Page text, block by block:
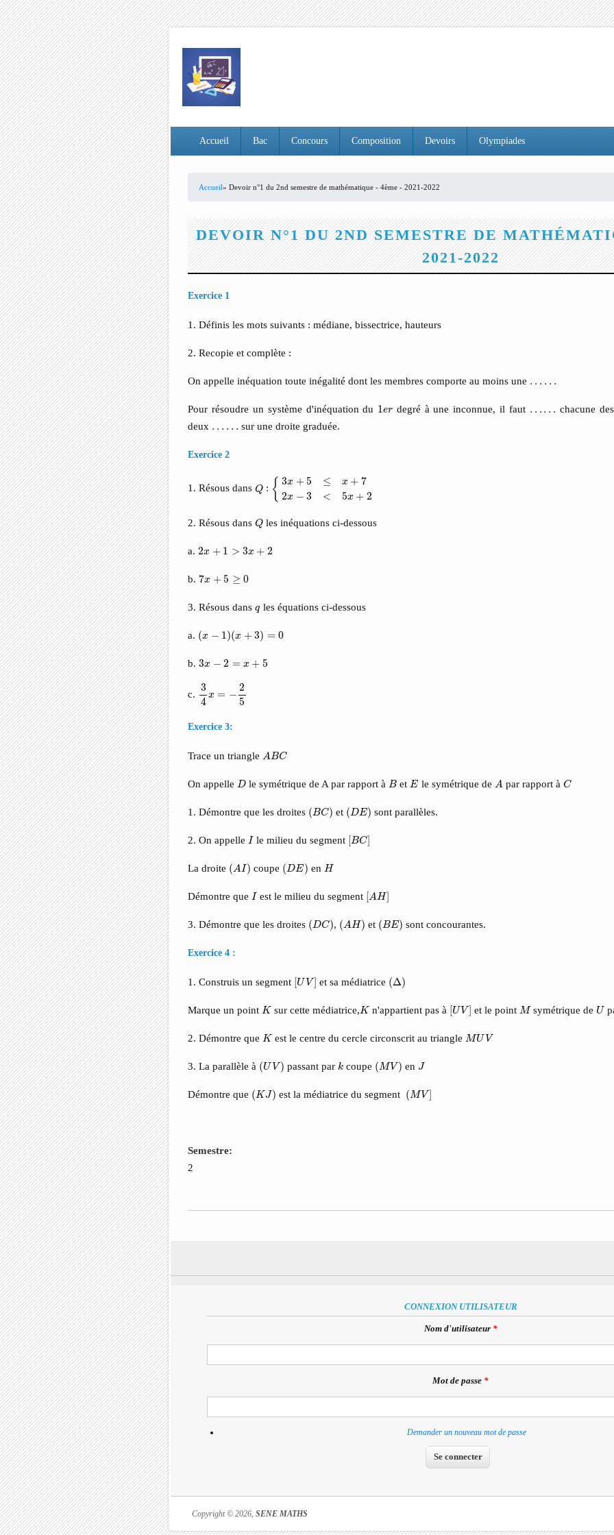
Accueil Bac Concours Composition Devoirs Olympiades
Accueil» Devoir n°1 du 2nd semestre de mathématique - 4ème - 2021-2022
DEVOIR N°1 DU 2ND SEMESTRE DE
2021-2022
Exercice 1
1. Définis les mots suivants : médiane, bissectrice, hauteurs
2. Recopie et complète :
On appelle inéquation toute inégalité dont les membres comporte au moins une … …
……
Pour résoudre un système d'inéquation du 1er
1 degré à une inconnue, il faut … …
…… chacune des
deux … …
…… sur une droite graduée.
Exercice 2
1. Résous dansQ
Q : { 3x +5 ≤ x + 7
2x − 3 < 5x + 2
{3x x x x+
2. Résous dansQ
Q les inéquations ci-dessous
a.2x + 1 > 3x + 2
2 1 > 3x +2
b. 7x +5 ≥ 0
7 5 ≥0
3. Résous dansq
q les équations ci-dessous
a. (x − 1 )(x +3) = 0
( )( x + = 0
b.3x − 2 = x + 5
3 =x
c.
3
4
x = −
2
5
34
Exercice 3:
Trace un triangle A BC
A BC
On appelle D
D le symétrique de A par rapport à B
B et E
E le symétrique de A
A par rapport à C
C
1. Démontre que les droites (BC)
( BC) et (DE)
( DE) sont parallèles.
2. On appelle II le milieu du segment [BC]
[BC]
La droite (A I )
( A I) coupe (DE)
( DE) en H
H
Démontre que II est le milieu du segment [A H]
[ A H]
3. Démontre que les droites (DC)
( DC) , (A H)
( A H) et ( BE)
(BE) sont concourantes.
Exercice 4 :
1. Construis un segment [U V ]
[UV] et sa médiatrice (Δ)
(Δ)
Marque un point K
K sur cette médiatrice, K
Kn'appartient pas à [U V ]
[UV] et le point M
Msymétrique de U
U
2. Démontre que K
K est le centre du cercle circonscrit au triangle MU V
MUV
3. La parallèle à (U V )
(UV) passant par k
kcoupe ( M V )
(MV) en J
J
Démontre que (K J)
( KJ ) est la médiatrice du segment (M V ]
( MV]
Semestre:
2
CONNEXION UTILISATEUR
Nom d'utilisateur *
Mot de passe *
Demander un nouveau mot de passe
Copyright © 2026,SENE MATHS